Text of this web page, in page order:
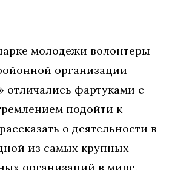
молодежи волонтеры
организации
отличались фартуками с
подойти к
о деятельности в
из самых крупных